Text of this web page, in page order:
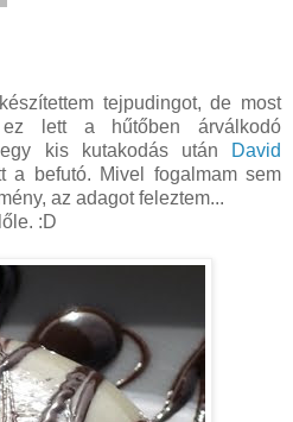
tejpudingot, de most
lett a hűtőben árválkodó
kis kutakodás után
David
a befutó. Mivel fogalmam sem
az adagot feleztem...
:D